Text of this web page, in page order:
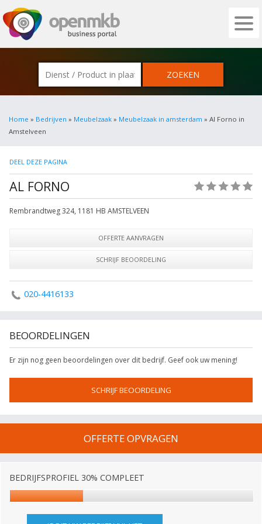
OPENMKB - DE ZAKELIJKE PORTAL
Home » Bedrijven » Meubelzaak » Meubelzaak in amsterdam » Al Forno in
Amstelveen
DEEL DEZE PAGINA
AL FORNO
Rembrandtweg 324, 1181 HB AMSTELVEEN
OFFERTE AANVRAGEN
SCHRIJF BEOORDELING
020-4416133
BEOORDELINGEN
Er zijn nog geen beoordelingen over dit bedrijf. Geef ook uw mening!
SCHRIJF BEOORDELING
OFFERTE OPVRAGEN
BEDRIJFSPROFIEL 30% COMPLEET